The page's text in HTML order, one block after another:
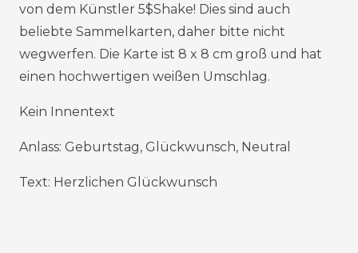
von dem Künstler 5$Shake! Dies sind auch
beliebte Sammelkarten, daher bitte nicht
wegwerfen. Die Karte ist 8 x 8 cm groß und hat
einen hochwertigen weißen Umschlag.
Kein Innentext
Anlass: Geburtstag, Glückwunsch, Neutral
Text: Herzlichen Glückwunsch